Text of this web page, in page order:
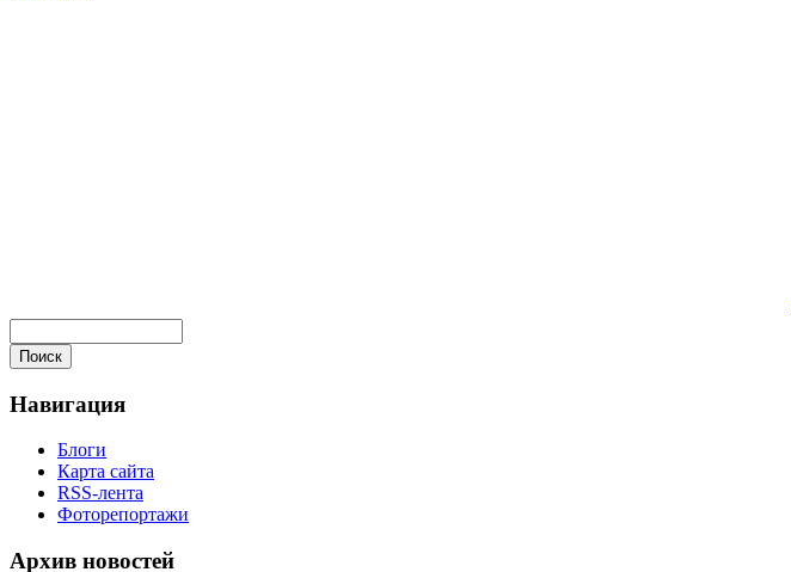
Навигация
Блоги
Карта сайта
RSS-лента
Фоторепортажи
Архив новостей